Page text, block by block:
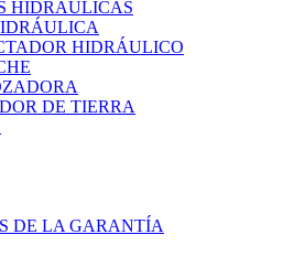
HIDRÁULICAS
HIDRÁULICO
DE TIERRA
DE LA GARANTÍA